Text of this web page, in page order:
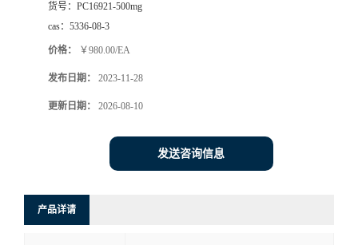
货号： PC16921-500mg
cas： 5336-08-3
价格： ￥980.00/EA
发布日期： 2023-11-28
更新日期： 2026-08-10
发送咨询信息
产品详请